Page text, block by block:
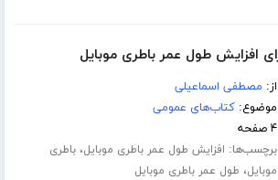
از: مصطفی اسماعیلی
موضوع:کتاب‌های عمومی
۴ صفحه
برچسب‌ها: افزایش طول عمر باطری موبایل،باطری
موبایل، طول عمر باطری موبایل